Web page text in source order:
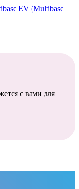
EV (Multibase
с вами для